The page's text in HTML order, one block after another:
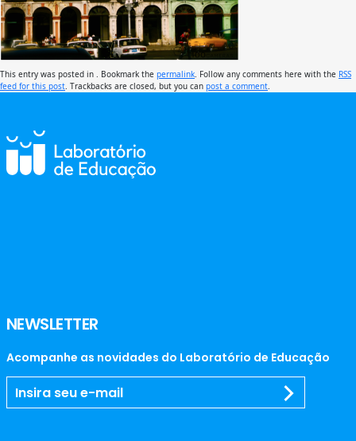
This entry was posted in . Bookmark the permalink . Follow any comments here with the RSS
feed for this post . Trackbacks are closed, but you can post a comment
NEWSLETTER
Acompanhe as novidades do Laboratório de Educação